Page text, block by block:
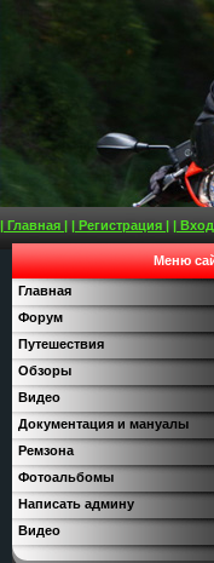
| Главная | | Регистрация | |
Меню
Главная
Форум
Путешествия
Обзоры
Видео
Документация и мануалы
Ремзона
Фотоальбомы
Написать админу
Видео